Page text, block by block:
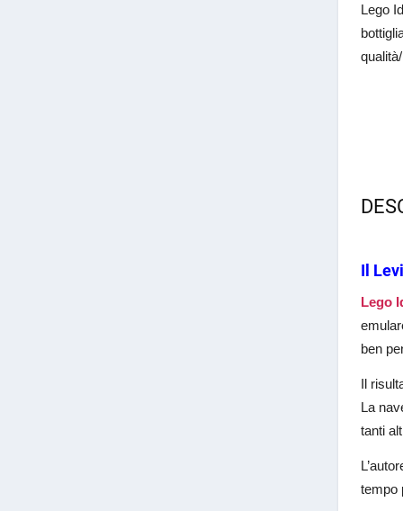
Lego
Il
Lego
ben
Il
La
tanti
tempo